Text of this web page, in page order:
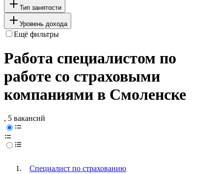
Тип занятости
Уровень дохода
Ещё фильтры
Работа специалистом по
работе со страховыми
компаниями в Смоленске
, 5 вакансий
Специалист по страхованию